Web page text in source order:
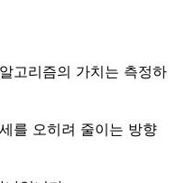
고리즘의 가치는 측정하
를 오히려 줄이는 방향